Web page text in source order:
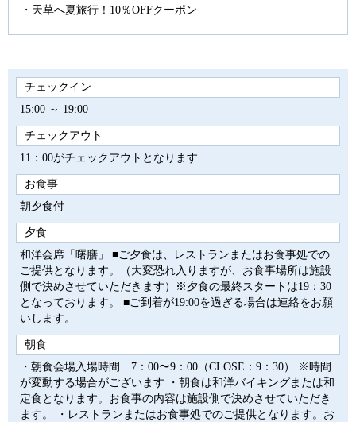
天草へ夏旅行！10％OFFクーポン
チェックイン
15:00 ～ 19:00
チェックアウト
11：00がチェックアウトとなります
お食事
朝夕食付
夕食
和洋会席「曙膳」 ■ご夕食は、レストランまたはお食事処での
ご提供となります。（大変恐れ入りますが、お食事場所は施設
側で決めさせていただきます）※夕食の最終スタートは19：30
となっております。 ■ご到着が19:00を過ぎる場合は連絡をお願
いします。
朝食
・朝食会場入場時間 7：00〜9：00（CLOSE：9：30） ※時間
が変動する場合がございます ・朝食は和洋バイキングまたは和
定食となります。お食事の内容は施設側で決めさせていただき
ます。 ・レストランまたはお食事処でのご提供となります。お